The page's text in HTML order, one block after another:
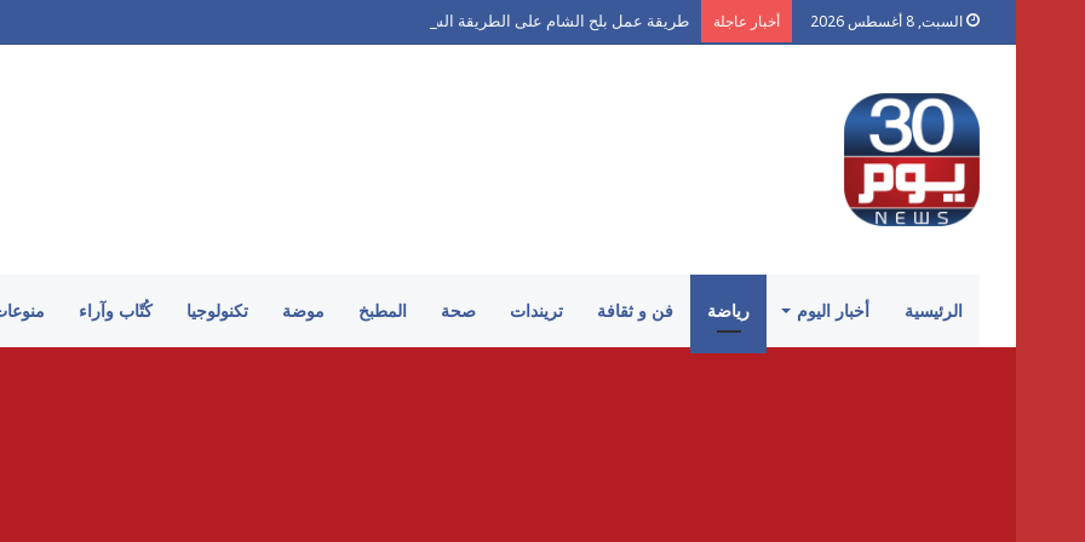
السبت, 8 أغسطس 2026 أخبار عاجلة طريقة عمل بلح الشام على الطريقة السورية
الرئيسية أخبار اليوم رياضة فن و ثقافة تريندات صحة المطبخ موضة تكنولوجيا كُتّاب وآراء